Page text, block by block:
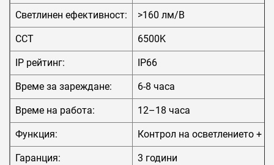
Светлинен ефективност: >160 лм/В
CCT 6500K
IP рейтинг: IP66
Време за зареждане: 6-8 часа
Време на работа: 12–18 часа
Функция: Контрол на осветлението +
Гаранция: 3 години